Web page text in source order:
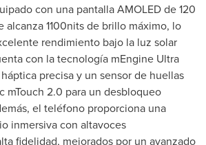
con una pantalla AMOLED de 120
alcanza 1100nits de brillo máximo, lo
rendimiento bajo la luz solar
con la tecnología mEngine Ultra
precisa y un sensor de huellas
mTouch 2.0 para un desbloqueo
el teléfono proporciona una
inmersiva con altavoces
fidelidad, mejorados por un avanzado